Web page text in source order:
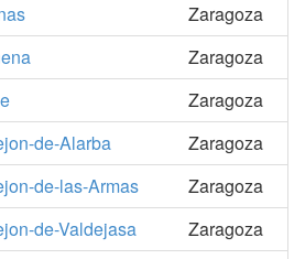
Zaragoza
Zaragoza
Zaragoza
de-Alarba
Zaragoza
de-las-Armas
Zaragoza
de-Valdejasa
Zaragoza